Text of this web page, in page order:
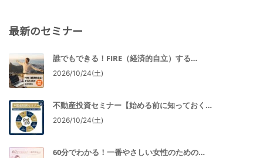
最新のセミナー
誰でもできる！FIRE（経済的自立）する…
2026/10/24(土)
不動産投資セミナー【始める前に知っておく…
2026/10/24(土)
60分でわかる！一番やさしい女性のための…